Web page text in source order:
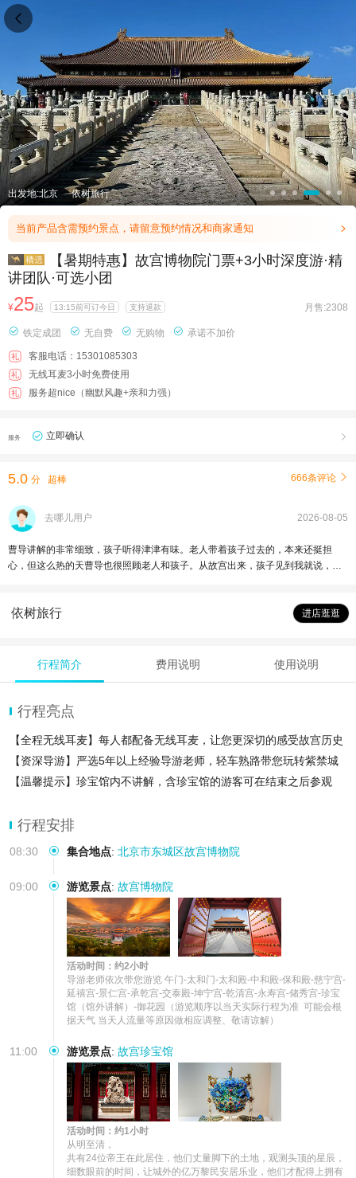
出发地:北京 依树旅行
当前产品含需预约景点，请留意预约情况和商家通知 
【暑期特惠】故宫博物院门票+3小时深度游·精
讲团队·可选小团
¥25起 13:15前可订今日 支持退款 月售:2308
 铁定成团  无自费  无购物  承诺不加价
礼 客服电话：15301085303
礼 无线耳麦3小时免费使用
礼 服务超nice（幽默风趣+亲和力强）
服务 立即确认 
5.0 分 超棒 666条评论 
去哪儿用户 2026-08-05
曹导讲解的非常细致，孩子听得津津有味。老人带着孩子过去的，本来还挺担
心，但这么热的天曹导也很照顾老人和孩子。从故宫出来，孩子见到我就说，导
依树旅行 进店逛逛
行程简介 费用说明 使用说明
行程亮点
【全程无线耳麦】每人都配备无线耳麦，让您更深切的感受故宫历史
【资深导游】严选5年以上经验导游老师，轻车熟路带您玩转紫禁城
【温馨提示】珍宝馆内不讲解，含珍宝馆的游客可在结束之后参观
行程安排
08:30 集合地点: 北京市东城区故宫博物院
09:00 游览景点: 故宫博物院
活动时间：约2小时
导游老师依次带您游览 午门-太和门-太和殿-中和殿-保和殿-慈宁宫-
延禧宫-景仁宫-承乾宫-交泰殿-坤宁宫-乾清宫-永寿宫-储秀宫-珍宝
馆（馆外讲解）-御花园（游览顺序以当天实际行程为准  可能会根
据天气 当天人流量等原因做相应调整、敬请谅解）
11:00 游览景点: 故宫珍宝馆
活动时间：约1小时
从明至清，
共有24位帝王在此居住，他们丈量脚下的土地，观测头顶的星辰，
细数眼前的时间，让城外的亿万黎民安居乐业，他们才配得上拥有
